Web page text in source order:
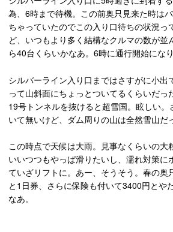
為、6時まで待機。この前奥只見来た時は
ちゃっていたのでこの入り口待ちの状況っ
ど、いつもより多く結構なクルマの数が並
ら40台くらいかなあ。6時に通行開始にな
シルバーライン入り口まではさすがに小出
って山斜面にちょっとついてるくらいだっ
19号トンネルを抜けると超雪国。眩しい
いて無いけど、ダム周りの山は全然雪山だ
この時点で天候は大雨。見事なくらいの大
いいつつもやっぱ滑りたいし、濡れ対策に
ていざリフトに。あー、そうそう。春の奥
と1日券、さらに保険も付いて3400円とや
なあ。